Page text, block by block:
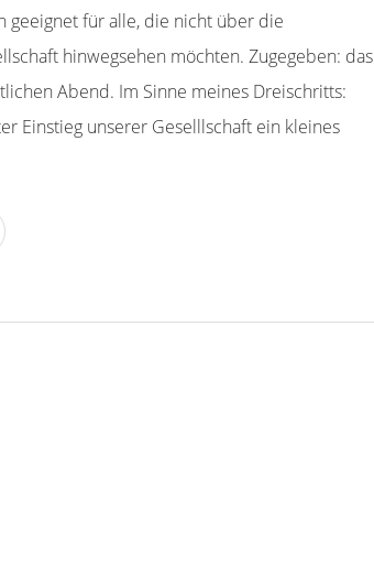
geeignet für alle, die nicht über die
hinwegsehen möchten. Zugegeben: das
Abend. Im Sinne meines Dreischritts:
Einstieg unserer Geselllschaft ein kleines